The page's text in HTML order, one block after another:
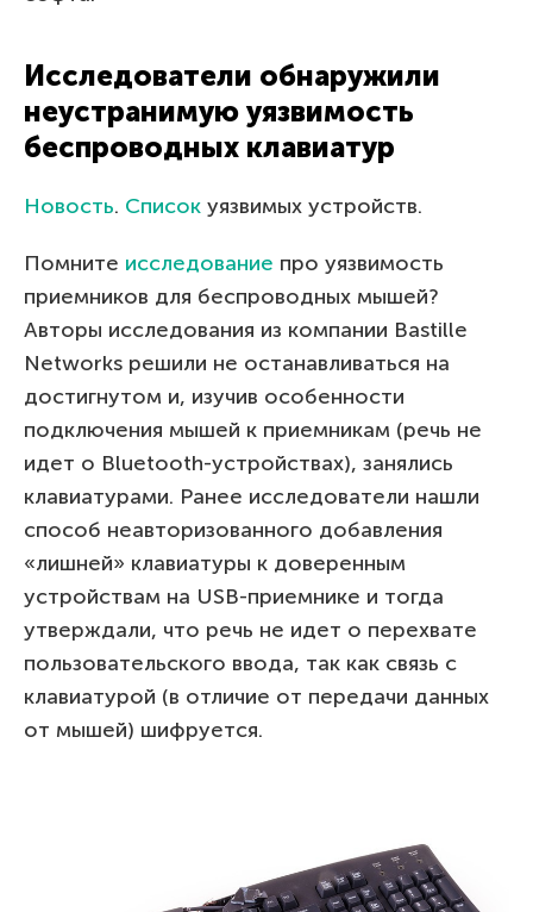
Исследователи обнаружили
неустранимую уязвимость
беспроводных клавиатур
Новость. Список уязвимых устройств.
Помните исследование про уязвимость
приемников для беспроводных мышей?
Авторы исследования из компании Bastille
Networks решили не останавливаться на
достигнутом и, изучив особенности
подключения мышей к приемникам (речь не
идет о Bluetooth-устройствах), занялись
клавиатурами. Ранее исследователи нашли
способ неавторизованного добавления
«лишней» клавиатуры к доверенным
устройствам на USB-приемнике и тогда
утверждали, что речь не идет о перехвате
пользовательского ввода, так как связь с
клавиатурой (в отличие от передачи данных
от мышей) шифруется.